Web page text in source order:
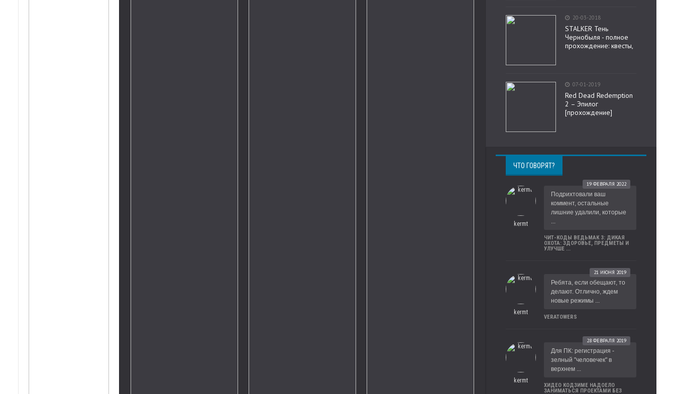
20-03-2018
STALKER Тень
Чернобыля - полное
прохождение: квесты,
07-01-2019
Red Dead Redemption
2 – Эпилог
[прохождение]
ЧТО ГОВОРЯТ?
kermt
19 ФЕВРАЛЯ 2022
Подрихтовали ваш
коммент, остальные
лишние удалили, которые
...
ЧИТ-КОДЫ ВЕДЬМАК 3: ДИКАЯ
ОХОТА: ЗДОРОВЬЕ, ПРЕДМЕТЫ И
УЛУЧШЕ ...
kermt
21 ИЮНЯ 2019
Ребята, если обещают, то
делают. Отлично, ждем
новые режимы ...
VERATOWERS
kermt
28 ФЕВРАЛЯ 2019
Для ПК: регистрация -
зелный "человечек" в
верхнем ...
ХИДЕО КОДЗИМЕ НАДОЕЛО
ЗАНИМАТЬСЯ ПРОЕКТАМИ БЕЗ